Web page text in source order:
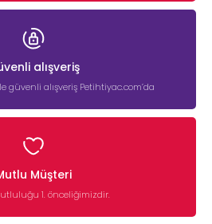
alışveriş
güvenli alışveriş Petihtiyac.com’da
Müşteri
1. önceliğimizdir.